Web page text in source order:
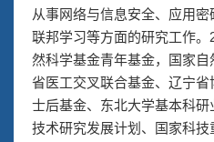
从事网络与信息安全、应用密
联邦学习等方面的研究工作
然科学基金青年基金，国家
省医工交叉联合基金、辽宁
士后基金、东北大学基本科
技术研究发展计划、国家科